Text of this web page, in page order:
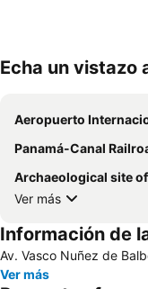
Echa un vistazo
Aeropuerto Internacional
Panamá-Canal
Archaeological site of
Ver más
Información de
Av. Vasco Nuñez de
Ver más